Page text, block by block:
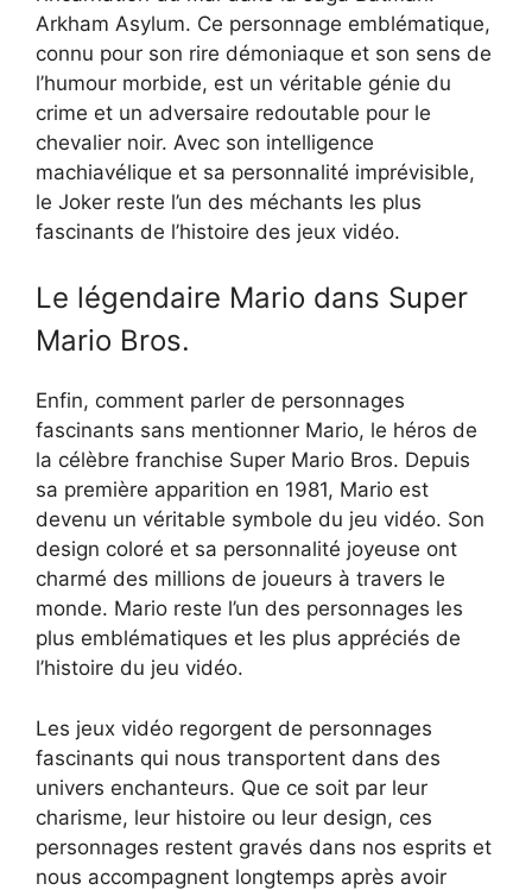
Arkham Asylum. Ce personnage emblématique,
connu pour son rire démoniaque et son sens de
l’humour morbide, est un véritable génie du
crime et un adversaire redoutable pour le
chevalier noir. Avec son intelligence
machiavélique et sa personnalité imprévisible,
le Joker reste l’un des méchants les plus
fascinants de l’histoire des jeux vidéo.
Le légendaire Mario dans Super
Mario Bros.
Enfin, comment parler de personnages
fascinants sans mentionner Mario, le héros de
la célèbre franchise Super Mario Bros. Depuis
sa première apparition en 1981, Mario est
devenu un véritable symbole du jeu vidéo. Son
design coloré et sa personnalité joyeuse ont
charmé des millions de joueurs à travers le
monde. Mario reste l’un des personnages les
plus emblématiques et les plus appréciés de
l’histoire du jeu vidéo.
Les jeux vidéo regorgent de personnages
fascinants qui nous transportent dans des
univers enchanteurs. Que ce soit par leur
charisme, leur histoire ou leur design, ces
personnages restent gravés dans nos esprits et
nous accompagnent longtemps après avoir